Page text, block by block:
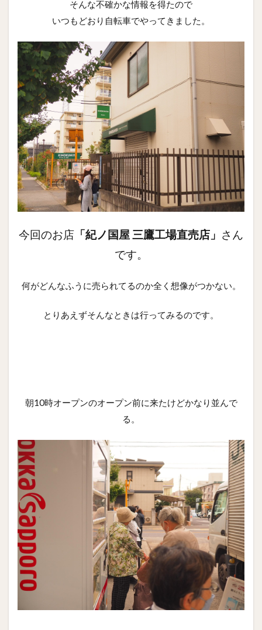
そんな不確かな情報を得たので
いつもどおり自転車でやってきました。
今回のお店 「紀ノ国屋 三鷹工場直売店」 さん
です。
何がどんなふうに売られてるのか全く想像がつかない。
とりあえずそんなときは行ってみるのです。
朝10時オープンのオープン前に来たけどかなり並んで
る。